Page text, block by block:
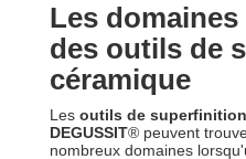
Les
des outils de
céramique
Les outils de
DEGUSSIT® peuvent
nombreux domaines